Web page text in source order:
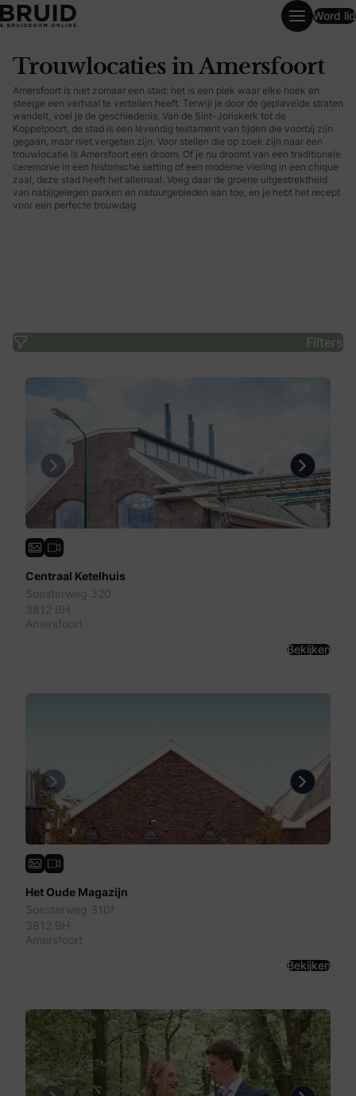
Word lid
Trouwlocaties in Amersfoort
Amersfoort is niet zomaar een stad: het is een plek waar elke hoek en
steegje een verhaal te vertellen heeft. Terwijl je door de geplaveide straten
wandelt, voel je de geschiedenis. Van de Sint-Joriskerk tot de
Koppelpoort, de stad is een levendig testament van tijden die voorbij zijn
gegaan, maar niet vergeten zijn. Voor stellen die op zoek zijn naar een
trouwlocatie is Amersfoort een droom. Of je nu droomt van een traditionele
ceremonie in een historische setting of een moderne viering in een chique
zaal, deze stad heeft het allemaal. Voeg daar de groene uitgestrektheid
van nabijgelegen parken en natuurgebieden aan toe, en je hebt het recept
voor een perfecte trouwdag.
Filters
Previous Next
Centraal Ketelhuis
Soesterweg 320
3812 BH
Amersfoort
Bekijken
Previous Next
Het Oude Magazijn
Soesterweg 310f
3812 BH
Amersfoort
Bekijken